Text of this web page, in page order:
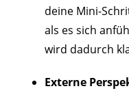
deine Mini-
als es sich
wird dadurch
Externe